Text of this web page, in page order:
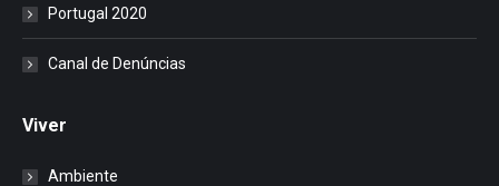
Portugal 2020
Canal de Denúncias
Viver
Ambiente